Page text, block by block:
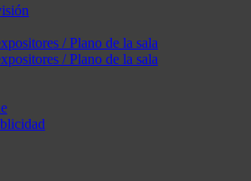
/ Plano de la sala
/ Plano de la sala